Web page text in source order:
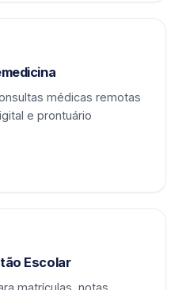
médicas remotas
e prontuário
Escolar